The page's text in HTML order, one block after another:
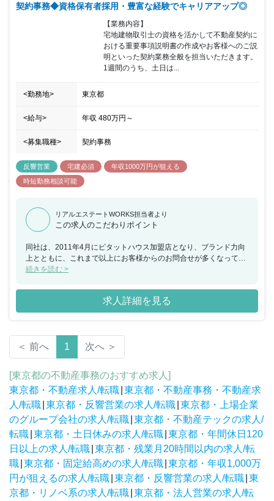
ルを積極的に試していただくことができます。キャリアアップにも
時、昇給・昇格を行っています。入社後、半年で昇給しているスタ
ッフや異業種からの転職者も多数在籍しています。20～50代と幅広
い年代が活躍しており、5年、10年、15年と長く働く先輩社員が多
いのも特徴です。また、売買営業部→仕入開発部主任、売買営業部
主任→仕入開発部課長、賃貸営業部店長→売買営業部次長など個人
の能力、経験、業務成績を考慮し各部署へステップアップできる環
境です。
契約事務◆資格保有者採用・豊富な経験でキャリアアップ◎
【業務内容】
宅地建物取引士の資格を活かして不動産契約に
おける重要事項説明書の作成やお客様へのご説
明といった契約業務全般を担当いただきます。
1週間のうち、土日は...
<勤務地> 東京都
<給与> 年収 480万円 ～
<募集職種> 契約事務
反響営業 宅建必須
年収1000万円が狙える
時短勤務相談可能
リアルエステートWORKS担当者より
この求人のこだわりポイント
同社は、2011年4月にピタットハウス加盟店となり、ブランド力向
上とともに、これまで以上にお客様からのお問合せが多くなってい
ます。こうした状況を踏まえて、さらに組織体制を強化するために
格を持った契約事務は、トラブルを未然に防ぐために重要な業務で
あり、有資格者の方にしかお任せできない内容です。すべての営業
メンバーの契約までの努力が報われるように、営業のサポート役と
での勤務の場合は在籍出向となります。その際の雇用元は、株式会
社HOUSE BUILDです。また、在籍出向の際も給与・待遇は変わり
ません。
続きを読む >
求人詳細を見る
＜ 前へ 1 次へ ＞
[東京都の不動産事務のおすすめ求人]
東京都・不動産求人/転職 東京都・不動産事務・不動産求
人/転職 東京都・反響営業の求人/転職 東京都・上場企業
のグループ会社の求人/転職 東京都・不動産テックの求人/
転職 東京都・土日休みの求人/転職 東京都・年間休日120
日以上の求人/転職 東京都・残業月20時間以内の求人/転
職 東京都・固定給高めの求人/転職 東京都・年収1,000万
円が狙えるの求人/転職 東京都・反響営業の求人/転職 東
京都・リノベ系の求人/転職 東京都・法人営業の求人/転